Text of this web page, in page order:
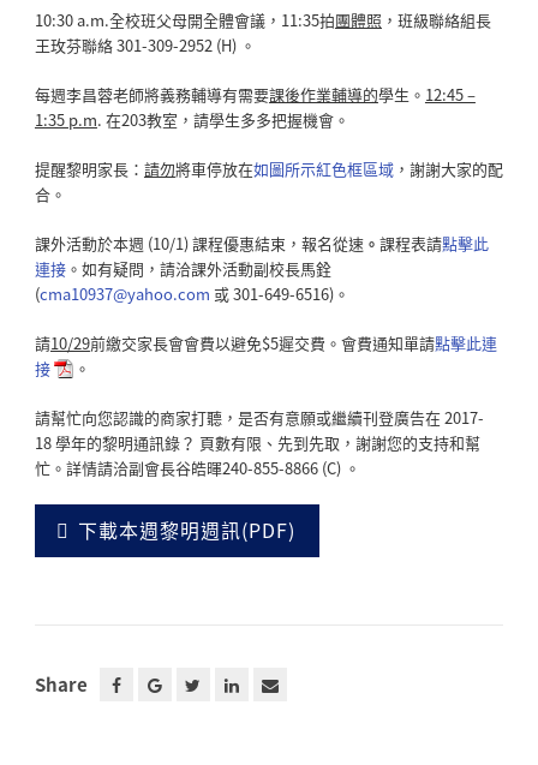
10:30 a.m.全校班父母開全體會議，11:35拍團體照 ，班級聯絡組長
王玫芬聯絡 301-309-2952 (H) 。
每週李昌蓉老師將義務輔導有需要課後作業輔導的學生。 12:45 –
1:35 p.m. 在203教室，請學生多多把握機會。
提醒黎明家長： 請勿將車停放在如圖所示紅色框區域，謝謝大家的配
合。
課外活動於本週 (10/1) 課程優惠結束，報名從速。 課程表請點擊此
連接。如有疑問，請洽課外活動副校長馬銓
(cma10937@yahoo.com 或 301-649-6516)。
請10/29前繳交家長會會費以避免$5遲交費。會費通知單請點擊此連
接
。
請幫忙向您認識的商家打聽，是否有意願或繼續刊登廣告在 2017-
18 學年的黎明通訊錄？ 頁數有限、先到先取，謝謝您的支持和幫
忙。詳情請洽副會長谷皓暉240-855-8866 (C) 。
下載本週黎明週訊(PDF)
Share